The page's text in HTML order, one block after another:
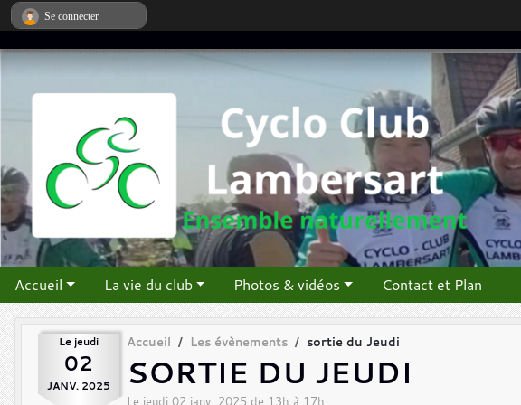
Accueil La vie du club Photos & vidéos Contact et Plan
Le jeudi
02
JANV. 2025
Accueil Les évènements sortie du Jeudi
SORTIE DU JEUDI
Se connecter
Panneau de gestion des cookies